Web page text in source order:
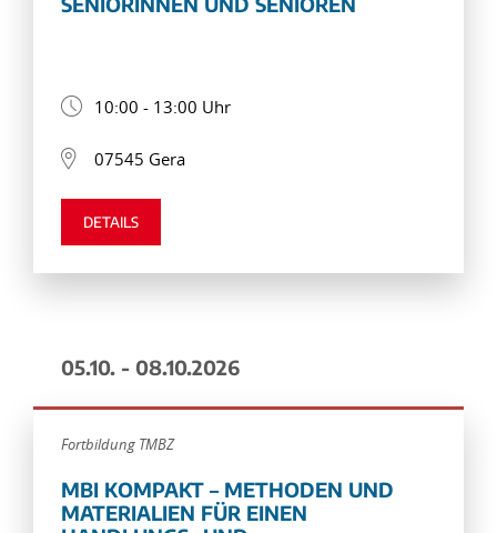
10:00 - 13:00 Uhr
07545 Gera
DETAILS
05.10. - 08.10.2026
Fortbildung TMBZ
MBI KOMPAKT – METHODEN UND
MATERIALIEN FÜR EINEN